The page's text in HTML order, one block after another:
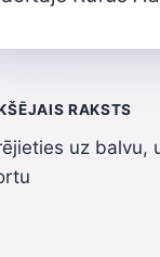
RAKSTS
uz balvu,